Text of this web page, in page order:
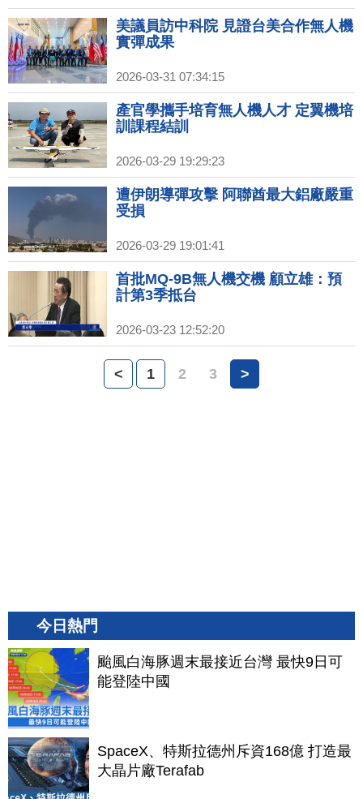
美議員訪中科院 見證台美合作無人機
實彈成果
2026-03-31 07:34:15
產官學攜手培育無人機人才 定翼機培
訓課程結訓
2026-03-29 19:29:23
遭伊朗導彈攻擊 阿聯酋最大鋁廠嚴重
受損
2026-03-29 19:01:41
首批MQ-9B無人機交機 顧立雄：預
計第3季抵台
2026-03-23 12:52:20
< 1 2 3 >
今日熱門
颱風白海豚週末最接近台灣 最快9日可
能登陸中國
SpaceX、特斯拉德州斥資168億 打造最
大晶片廠Terafab